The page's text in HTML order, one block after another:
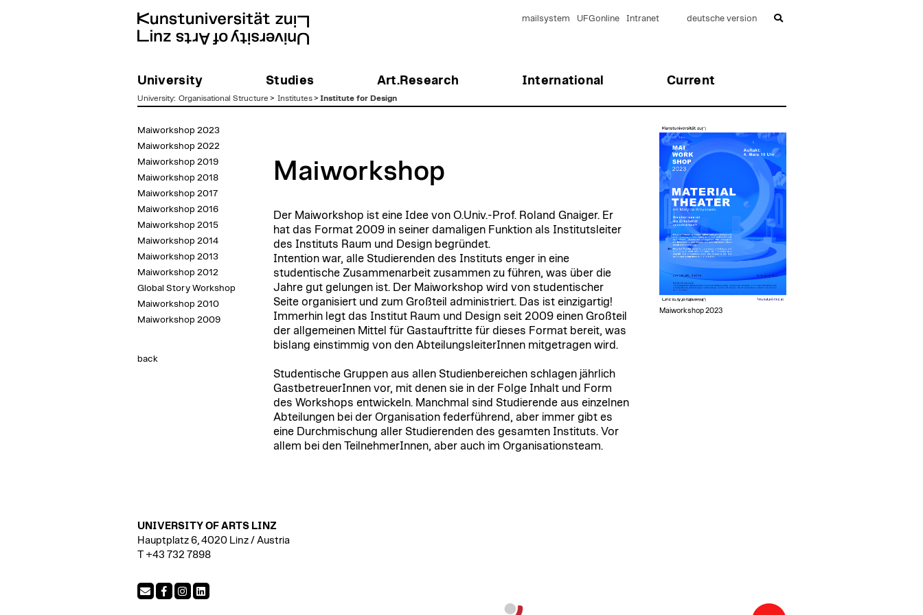
University Studies Art.Research International Current
mailsystem UFGonline Intranet deutsche version
University: Organisational Structure > Institutes> Institute for Design
Maiworkshop 2023
Maiworkshop 2022
Maiworkshop 2019
Maiworkshop 2018
Maiworkshop 2017
Maiworkshop 2016
Maiworkshop 2015
Maiworkshop 2014
Maiworkshop 2013
Maiworkshop 2012
Global Story Workshop
Maiworkshop 2010
Maiworkshop 2009
back
Maiworkshop
Der Maiworkshop ist eine Idee von O.Univ.-Prof. Roland Gnaiger. Er
hat das Format 2009 in seiner damaligen Funktion als Institutsleiter
des Instituts Raum und Design begründet.
Intention war, alle Studierenden des Instituts enger in eine
studentische Zusammenarbeit zusammen zu führen, was über die
Jahre gut gelungen ist. Der Maiworkshop wird von studentischer
Seite organisiert und zum Großteil administriert. Das ist einzigartig!
Immerhin legt das Institut Raum und Design seit 2009 einen Großteil
der allgemeinen Mittel für Gastauftritte für dieses Format bereit, was
bislang einstimmig von den AbteilungsleiterInnen mitgetragen wird.
Studentische Gruppen aus allen Studienbereichen schlagen jährlich
GastbetreuerInnen vor, mit denen sie in der Folge Inhalt und Form
des Workshops entwickeln. Manchmal sind Studierende aus einzelnen
Abteilungen bei der Organisation federführend, aber immer gibt es
eine Durchmischung aller Studierenden des gesamten Instituts. Vor
allem bei den TeilnehmerInnen, aber auch im Organisationsteam.
Maiworkshop 2023
UNIVERSITY OF ARTS LINZ
Hauptplatz 6, 4020 Linz / Austria
T +43 732 7898